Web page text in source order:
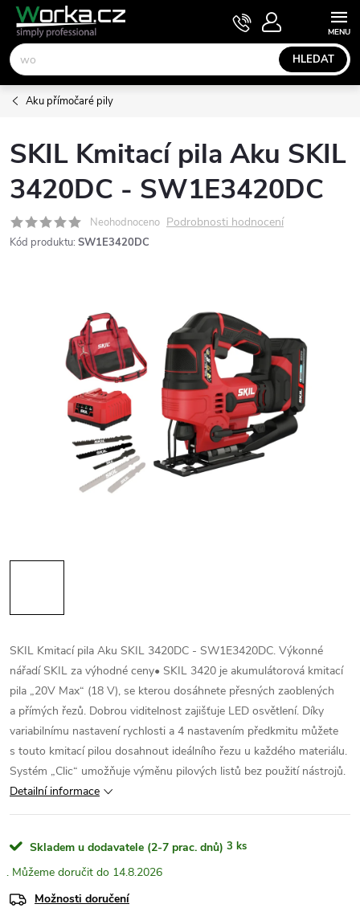
Přejít
obsah
HLEDAT
NÁKUPNÍ
KOŠÍK
Aku přímočaré pily
SKIL Kmitací pila Aku SKIL
3420DC - SW1E3420DC
Neohodnoceno Podrobnosti hodnocení
Kód produktu: SW1E3420DC
SKIL Kmitací pila Aku SKIL 3420DC - SW1E3420DC. Výkonné
nářadí SKIL za výhodné ceny• SKIL 3420 je akumulátorová kmitací
pila „20V Max“ (18 V), se kterou dosáhnete přesných zaoblených
a přímých řezů. Dobrou viditelnost zajišťuje LED osvětlení. Díky
variabilnímu nastavení rychlosti a 4 nastavením předkmitu můžete
s touto kmitací pilou dosahnout ideálního řezu u každého materiálu.
Systém „Clic“ umožňuje výměnu pilových listů bez použití nástrojů.
Detailní informace
Skladem u dodavatele (2-7 prac. dnů) 3 ks
14.8.2026
Možnosti doručení